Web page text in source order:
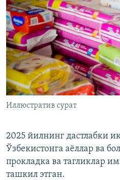
Иллюстратив сурат
2025 йилнинг дастлабки
Ўзбекистонга аёллар ва
прокладка ва тагликлар
ташкил этган.